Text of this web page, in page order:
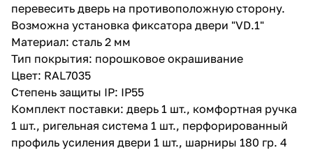
перевесить дверь на противоположную сторону.
Возможна установка фиксатора двери "VD.1"
Материал: сталь 2 мм
Тип покрытия: порошковое окрашивание
Цвет: RAL7035
Степень защиты IP: IP55
Комплект поставки: дверь 1 шт., комфортная ручка
1 шт., ригельная система 1 шт., перфорированный
профиль уcиления двери 1 шт., шарниры 180 гр. 4